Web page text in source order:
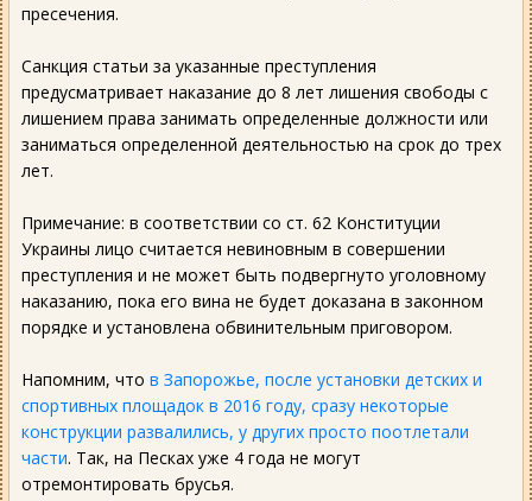
пресечения.
Санкция статьи за указанные преступления
предусматривает наказание до 8 лет лишения свободы с
лишением права занимать определенные должности или
заниматься определенной деятельностью на срок до трех
лет.
Примечание: в соответствии со ст. 62 Конституции
Украины лицо считается невиновным в совершении
преступления и не может быть подвергнуто уголовному
наказанию, пока его вина не будет доказана в законном
порядке и установлена ​​обвинительным приговором.
Напомним, что в Запорожье, после установки детских и
спортивных площадок в 2016 году, сразу некоторые
конструкции развалились, у других просто поотлетали
части. Так, на Песках уже 4 года не могут
отремонтировать брусья.